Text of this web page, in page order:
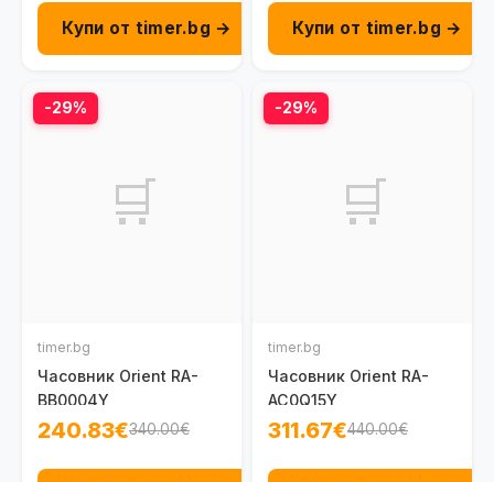
Купи от timer.bg → Купи от timer.bg →
-29%
🛒
timer.bg
Часовник Orient RA-
BB0004Y
240.83€340.00€
-29%
🛒
timer.bg
Часовник Orient RA-
AC0Q15Y
311.67€440.00€